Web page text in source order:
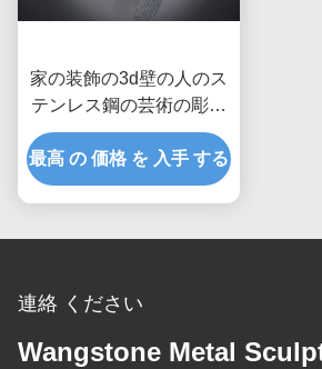
家の装飾の3d壁の人のス
テンレス鋼の芸術の彫刻
のマットの比ゆ的な終わ
り
最高 の 価格 を 入手 する
連絡 ください
Wangstone Metal